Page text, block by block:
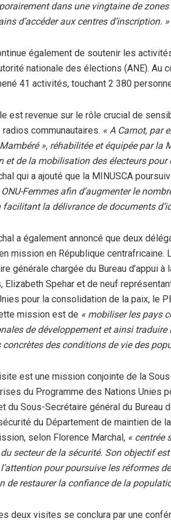
dans une vingtaine de
d’accéder aux centres d’inscription. »
également de soutenir les
nationale des élections (ANE). Au
41 activités, touchant 2 380
est revenue sur le rôle crucial de
communautaires. « A Carnot, par
», réhabilitée et équipée par la
et de la mobilisation des électeurs pour
qui a ajouté que la MINUSCA
Femmes afin d’augmenter le
facilitant la délivrance de documents
a également annoncé que deux
mission en République centrafricaine.
générale chargée du Bureau d’appui
Elizabeth Spehar et de neuf
pour la consolidation de la paix, le
mission est de « mobiliser les pays
de développement et ainsi traduire
des conditions de vie des
est une mission conjointe de la
du Programme des Nations Unies
du Sous-Secrétaire général du Bureau
du Département de maintien de
selon Florence Marchal, « centrée
secteur de la sécurité. Son objectif
pour poursuive les réformes
de restaurer la confiance de la
deux visites se conclura par une